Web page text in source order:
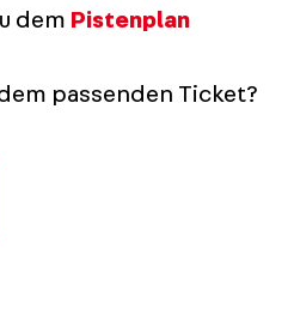
dem Pistenplan
passenden Ticket?